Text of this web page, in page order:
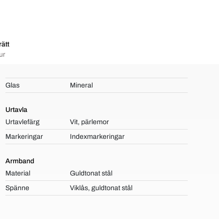
Glas Mineral
Urtavla
Urtavlefärg
Vit, pärlemor
Markeringar
Indexmarkeringar
Armband
Material
Guldtonat stål
Spänne
Viklås, guldtonat stål